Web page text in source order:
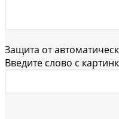
Защита от
Введите слово с